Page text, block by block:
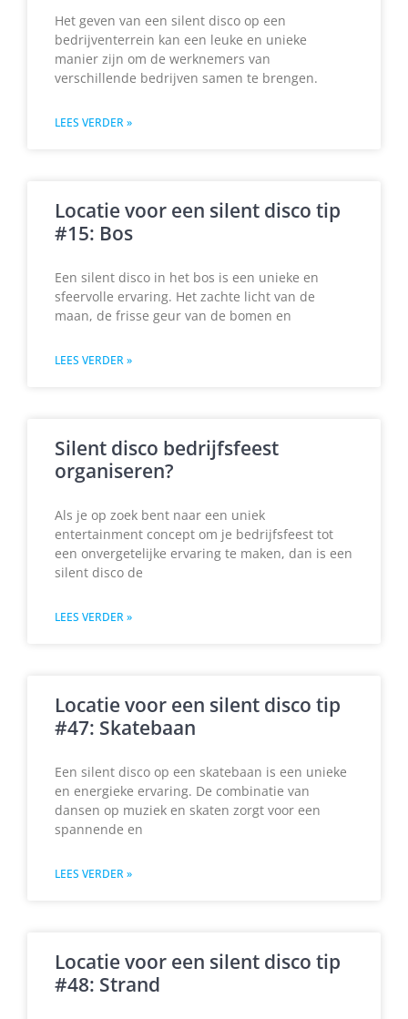
Het geven van een silent disco op een
bedrijventerrein kan een leuke en unieke
manier zijn om de werknemers van
verschillende bedrijven samen te brengen.
LEES VERDER »
Locatie voor een silent disco tip
#15: Bos
Een silent disco in het bos is een unieke en
sfeervolle ervaring. Het zachte licht van de
maan, de frisse geur van de bomen en
LEES VERDER »
Silent disco bedrijfsfeest
organiseren?
Als je op zoek bent naar een uniek
entertainment concept om je bedrijfsfeest tot
een onvergetelijke ervaring te maken, dan is een
silent disco de
LEES VERDER »
Locatie voor een silent disco tip
#47: Skatebaan
Een silent disco op een skatebaan is een unieke
en energieke ervaring. De combinatie van
dansen op muziek en skaten zorgt voor een
spannende en
LEES VERDER »
Locatie voor een silent disco tip
#48: Strand